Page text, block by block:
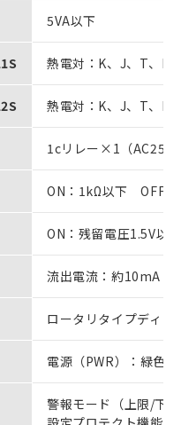
5VA以下
熱電対：K、J、T、
熱電対：K、J、T、E
1cリレー×1（
ON：1kΩ以下 OFF
ON：残留電圧1.5V以
流出電流：約10mA
ロータリタイプディ
電源（PWR）：緑色
警報モード（上限/下